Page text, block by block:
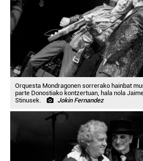
Orquesta Mondragonen sorrerako hainbat
parte Donostiako kontzertuan, hala nola
Stinusek.
Jokin Fernandez